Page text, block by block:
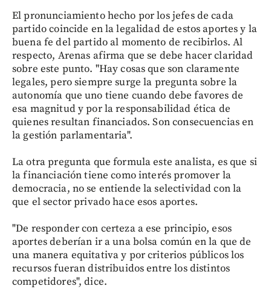
El pronunciamiento hecho por los jefes de cada
partido coincide en la legalidad de estos aportes y la
buena fe del partido al momento de recibirlos. Al
respecto, Arenas afirma que se debe hacer claridad
sobre este punto. "Hay cosas que son claramente
legales, pero siempre surge la pregunta sobre la
autonomía que uno tiene cuando debe favores de
esa magnitud y por la responsabilidad ética de
quienes resultan financiados. Son consecuencias en
la gestión parlamentaria".
La otra pregunta que formula este analista, es que si
la financiación tiene como interés promover la
democracia, no se entiende la selectividad con la
que el sector privado hace esos aportes.
"De responder con certeza a ese principio, esos
aportes deberían ir a una bolsa común en la que de
una manera equitativa y por criterios públicos los
recursos fueran distribuidos entre los distintos
competidores", dice.